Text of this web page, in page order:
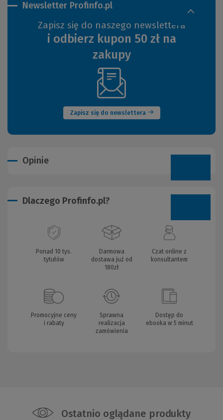
Newsletter Profinfo.pl
Zapisz się do naszego newslettera
i odbierz kupon 50 zł na
zakupy
Zapisz się do newslettera
(Nowe
okno)
Opinie
Dlaczego Profinfo.pl?
Ponad 10 tys.
tytułów
Darmowa
dostawa już od
180zł
Czat online z
konsultantem
Promocyjne ceny
i rabaty
Sprawna
realizacja
zamówienia
Dostęp do
ebooka w 5 minut
Ostatnio oglądane produkty